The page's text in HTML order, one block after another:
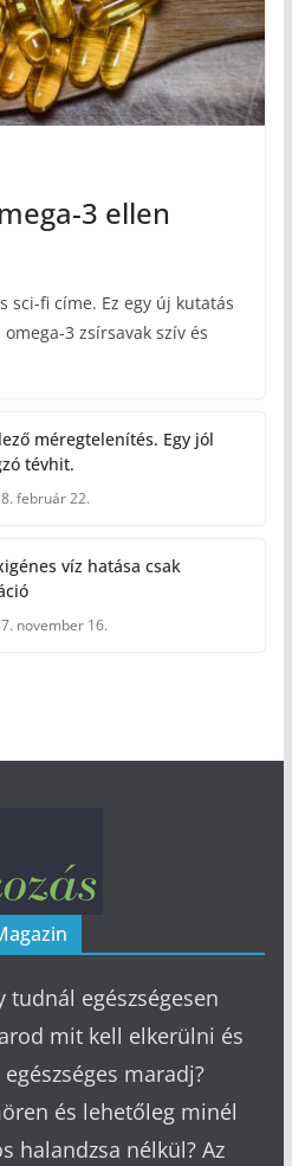
3 ellen
sci-fi címe. Ez egy új kutatás
3 zsírsavak szív és
méregtelenítés. Egy jól
tévhit.
február 22.
víz hatása csak
november 16.
tudnál egészségesen
mit kell elkerülni és
maradj?
és lehetőleg minél
halandzsa nélkül? Az